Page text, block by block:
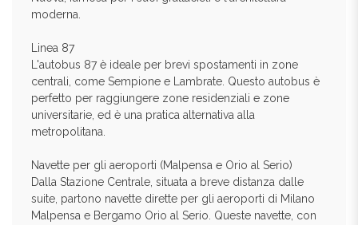
moderna.
Linea 87
L'autobus 87 è ideale per brevi spostamenti in zone
centrali, come Sempione e Lambrate. Questo autobus è
perfetto per raggiungere zone residenziali e zone
universitarie, ed è una pratica alternativa alla
metropolitana.
Navette per gli aeroporti (Malpensa e Orio al Serio)
Dalla Stazione Centrale, situata a breve distanza dalle
suite, partono navette dirette per gli aeroporti di Milano
Malpensa e Bergamo Orio al Serio. Queste navette, con